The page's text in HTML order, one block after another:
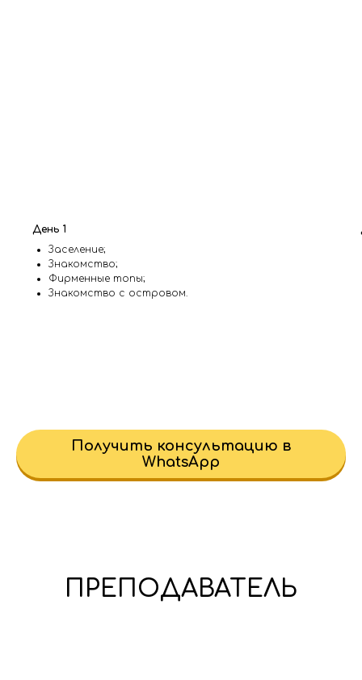
День 1
Заселение;
Знакомство;
Фирменные топы;
Знакомство с островом.
Получить консультацию в
WhatsApp
ПРЕПОДАВАТЕЛЬ